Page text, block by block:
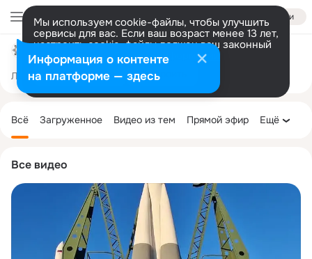
Войти
Мы используем cookie-файлы, чтобы улучшить
сервисы для вас. Если ваш возраст менее 13 лет,
настроить cookie-файлы должен ваш законный
представитель. Больше информации
Разрешить все Настроить
Лента Участники 6.8K Товары
Все видео
колонка
Всё Загруженное Видео из тем Прямой эфир Ещё
Информация о контенте
на платформе — здесь